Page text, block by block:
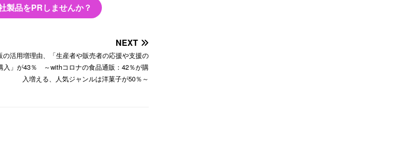
製品をPRしませんか？
NEXT
の活用増理由、「生産者や販売者の応援や支援の
入」が43％ ～withコロナの食品通販：42％が購
入増える、人気ジャンルは洋菓子が50％～